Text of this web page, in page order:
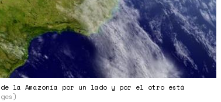
la Amazonía por un lado y por el otro está